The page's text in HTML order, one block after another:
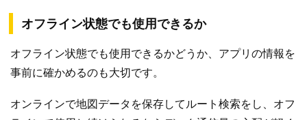
オフライン状態でも使用できるか
オフライン状態でも使用できるかどうか、アプリの情報を
事前に確かめるのも大切です。
オンラインで地図データを保存してルート検索をし、オフ